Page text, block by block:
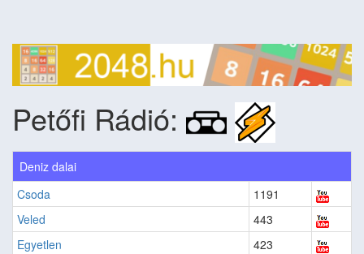
Petőfi Rádió:
Deniz dalai
Csoda
1191
Veled
443
Egyetlen
423